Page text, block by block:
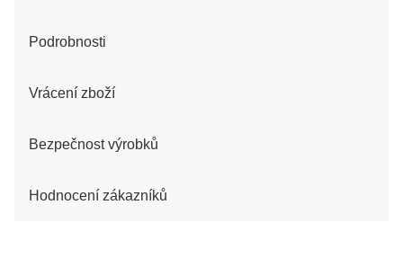
Podrobnosti
Vrácení zboží
Bezpečnost výrobků
Hodnocení zákazníků